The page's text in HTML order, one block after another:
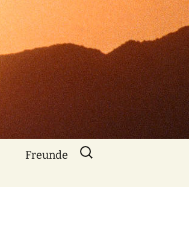
Freunde
Suchen
nach: